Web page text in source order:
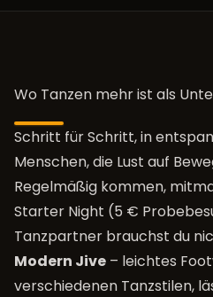
Wo Tanzen mehr ist als
Schritt für Schritt, in
Menschen, die Lust auf
Regelmäßig kommen,
Starter Night (5 €
Tanzpartner brauchst du
Modern Jive – leichtes
verschiedenen Tanzstilen,